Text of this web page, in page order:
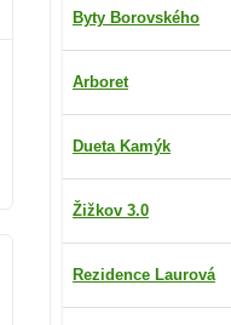
Byty Borovského
Arboret
Dueta Kamýk
Žižkov 3.0
Rezidence Laurová